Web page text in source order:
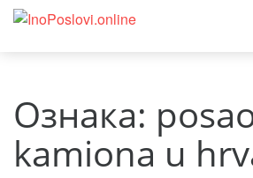
Ознака:
kamiona u